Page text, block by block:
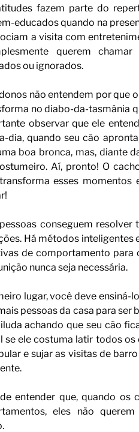
fazem parte do
educados quando na
a visita com
querem
ou ignorados.
não entendem por que
no diabo-da-tasmânia
observar que ele
dia, quando seu cão
boa bronca, mas, diante
Aí, pronto! O
esses momentos
conseguem resolver
Há métodos
de comportamento para
nunca seja necessária.
lugar, você deve ensiná-
pessoas da casa para
achando que seu cão
se ele costuma latir todos os
e sujar as visitas de
entender que, quando os
eles não